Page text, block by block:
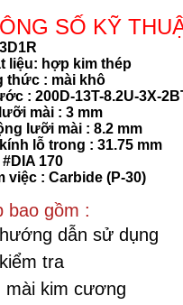
SỐ KỸ
liệu: hợp kim thép
thức : mài khô
: 200D-13T-8.2U-3X-
mài : 3 mm
lưỡi mài : 8.2 mm
lỗ trong : 31.75 mm
170
việc : Carbide (P-30)
bao gồm :
dẫn sử dụng
tra
mài kim cương